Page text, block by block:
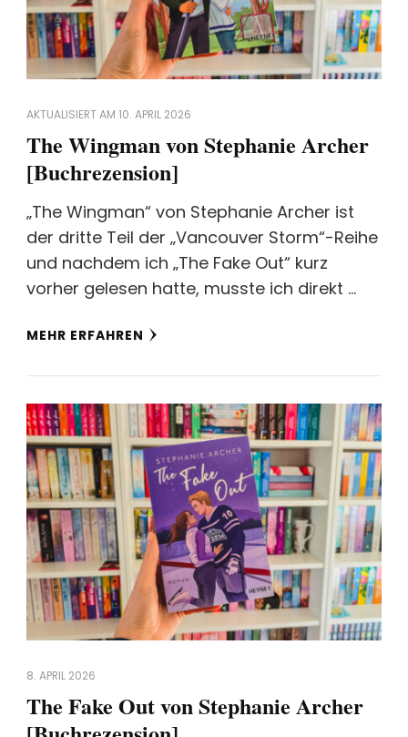
AKTUALISIERT AM 10. APRIL 2026
The Wingman von Stephanie Archer
[Buchrezension]
„The Wingman“ von Stephanie Archer ist
der dritte Teil der „Vancouver Storm“-Reihe
und nachdem ich „The Fake Out“ kurz
vorher gelesen hatte, musste ich direkt …
MEHR ERFAHREN
8. APRIL 2026
The Fake Out von Stephanie Archer